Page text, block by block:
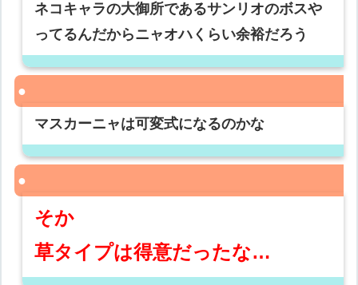
ネコキャラの大御所であるサンリオのボスや
ってるんだからニャオハくらい余裕だろう
マスカーニャは可変式になるのかな
そか
草タイプは得意だったな…